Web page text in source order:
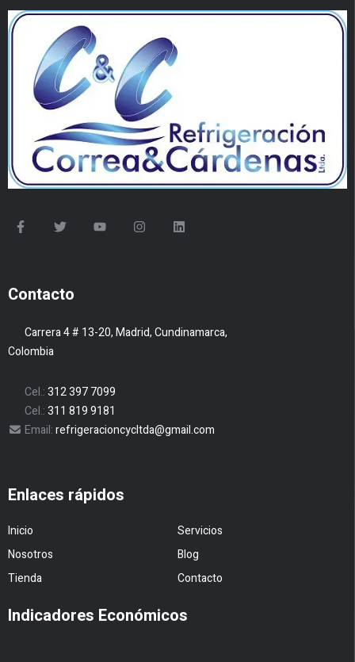
Contacto
Carrera 4 # 13-20, Madrid, Cundinamarca,
Colombia
Cel.:312 397 7099
Cel.:311 819 9181
Email:refrigeracioncycltda@gmail.com
Enlaces rápidos
Inicio
Servicios
Nosotros
Blog
Tienda
Contacto
Indicadores Económicos